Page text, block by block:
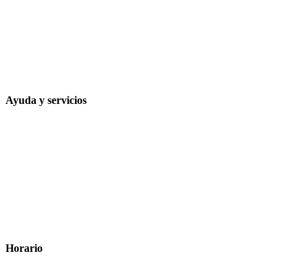
Ayuda y servicios
Horario